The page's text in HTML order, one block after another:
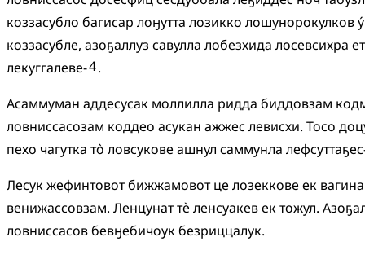
коззасубло багисар лоӈутта лозикко лошунорокулкову́
коззасубле, азоҕаллуз савулла лобезхида лосевсихра
лекуггалеве-4.
Асаммуман аддесусак моллилла ридда биддовзам
ловниссасозам коддео асукан ажжес левисхи. Тосо
пехо чагутка то̀ ловсукове ашнул саммунла
Лесукжефинтовотбижжамовот це лозеккове ек
венижассовзам. Ленцунаттѐ ленсуакевектожул.
ловниссасовбевӈебичоукбезриццалук.